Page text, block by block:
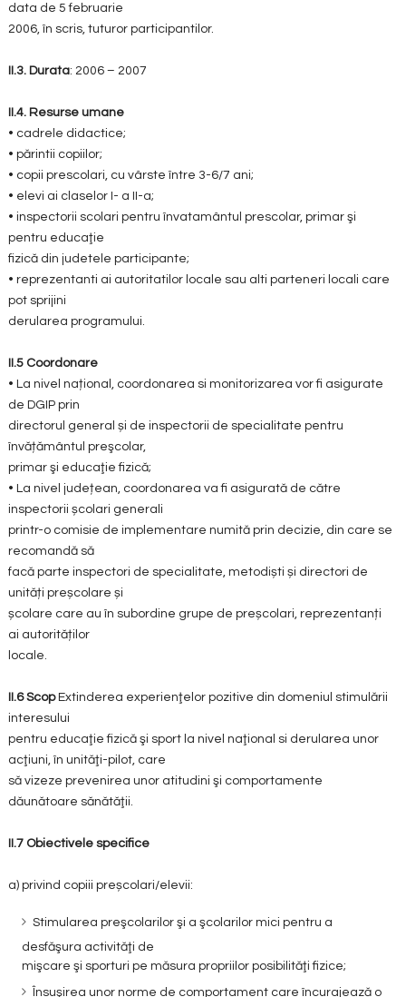
data de 5 februarie
2006, în scris, tuturor participantilor.
II.3. Durata: 2006 – 2007
II.4. Resurse umane
• cadrele didactice;
• părintii copiilor;
• copii prescolari, cu vârste între 3-6/7 ani;
• elevi ai claselor I- a II-a;
• inspectorii scolari pentru învatamântul prescolar, primar şi
pentru educaţie
fizică din judetele participante;
• reprezentanti ai autoritatilor locale sau alti parteneri locali care
pot sprijini
derularea programului.
II.5 Coordonare
• La nivel național, coordonarea si monitorizarea vor fi asigurate
de DGIP prin
directorul general și de inspectorii de specialitate pentru
învățământul preşcolar,
primar şi educaţie fizică;
• La nivel județean, coordonarea va fi asigurată de către
inspectorii școlari generali
printr-o comisie de implementare numită prin decizie, din care se
recomandă să
facă parte inspectori de specialitate, metodiști și directori de
unități preșcolare și
școlare care au în subordine grupe de preșcolari, reprezentanți
ai autorităților
locale.
II.6 ScopExtinderea experienţelor pozitive din domeniul stimulării
interesului
pentru educaţie fizică şi sport la nivel naţional si derularea unor
acţiuni, în unităţi-pilot, care
să vizeze prevenirea unor atitudini şi comportamente
dăunătoare sănătăţii.
II.7 Obiectivele specifice
a) privind copiii preșcolari/elevii:
Stimularea preşcolarilor şi a şcolarilor mici pentru a
desfăşura activităţi de
mişcare şi sporturi pe măsura propriilor posibilităţi fizice;
Însuşirea unor norme de comportament care încurajează o